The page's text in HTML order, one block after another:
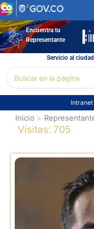
Ir
al
contenidoEncuentra tu
Representante
Servicio al
por:
Intranet
Inicio
Visitas: 705